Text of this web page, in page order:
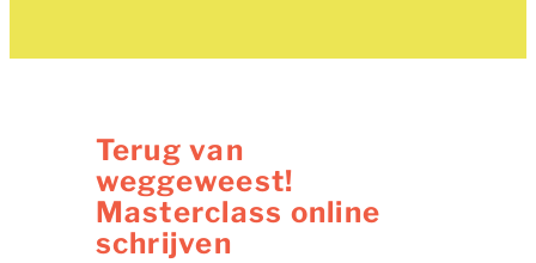
Terug van
weggeweest!
Masterclass online
schrijven